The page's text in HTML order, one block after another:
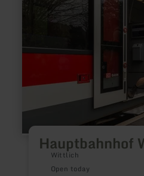
Hauptbahnhof
Wittlich
Open today